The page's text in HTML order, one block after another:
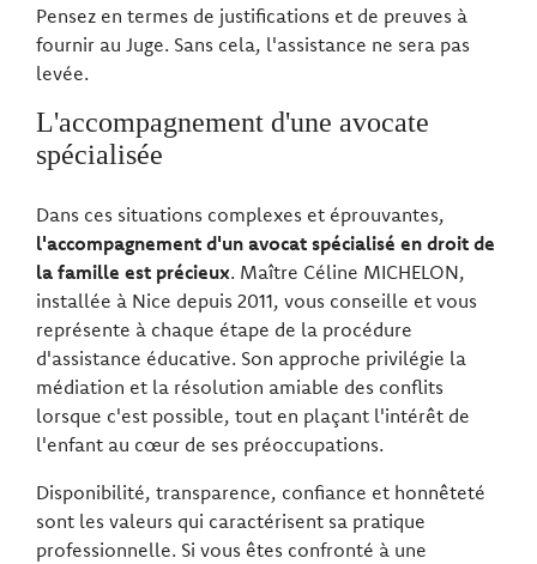
Pensez en termes de justifications et de preuves à
fournir au Juge. Sans cela, l'assistance ne sera pas
levée.
L'accompagnement d'une avocate
spécialisée
Dans ces situations complexes et éprouvantes,
l'accompagnement d'un avocat spécialisé en droit de
la famille est précieux. Maître Céline MICHELON,
installée à Nice depuis 2011, vous conseille et vous
représente à chaque étape de la procédure
d'assistance éducative. Son approche privilégie la
médiation et la résolution amiable des conflits
lorsque c'est possible, tout en plaçant l'intérêt de
l'enfant au cœur de ses préoccupations.
Disponibilité, transparence, confiance et honnêteté
sont les valeurs qui caractérisent sa pratique
professionnelle. Si vous êtes confronté à une